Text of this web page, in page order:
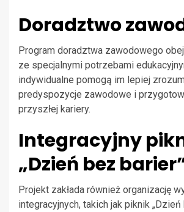
Doradztwo
Program doradztwa zawodowego
ze specjalnymi potrzebami
indywidualne pomogą im lepiej
predyspozycje zawodowe i
przyszłej kariery.
Integracyjny
„Dzień bez
Projekt zakłada również organizację
integracyjnych, takich jak piknik „Dzień